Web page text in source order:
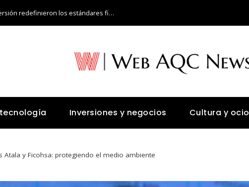
cómo los fondos de inversión redefinieron los estándares financieros globales
Inversiones y negocios Cultura y ocio
Atala y Ficohsa: protegiendo el medio ambiente